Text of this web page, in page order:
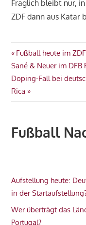
Fraglich bleibt nur,
ZDF dann aus Katar
ARD
PUBLIC
WM
NEWS
Vorheriger
Beitrag:
Fußball heute im
Sané & Neuer im DFB
Nächster
Beitrag:
Doping-Fall bei
Rica
Fußball
Aufstellung heute:
in der
Wer überträgt das
Portugal?